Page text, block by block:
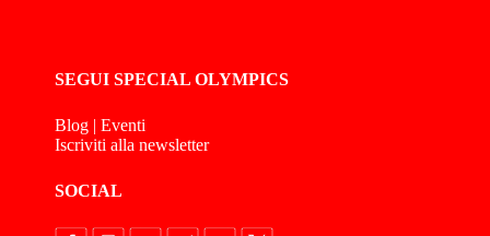
SEGUI SPECIAL OLYMPICS
Blog | Eventi
Iscriviti alla newsletter
SOCIAL